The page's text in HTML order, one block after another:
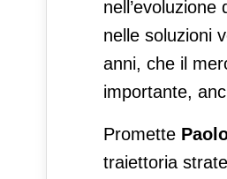
nelle soluzioni
anni, che il
importante,
Promette
traiettoria